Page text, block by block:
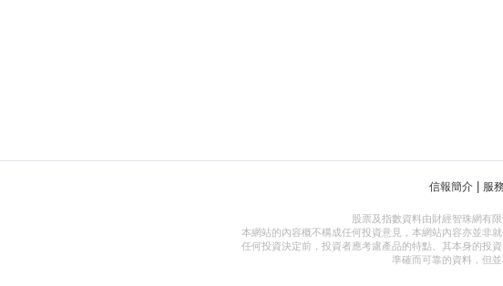
信報簡介 服
股票及指數資料由財經智珠網有
本網站的內容概不構成任何投資意見，本網站內容亦並非
任何投資決定前，投資者應考慮產品的特點、其本身的投
準確而可靠的資料，但